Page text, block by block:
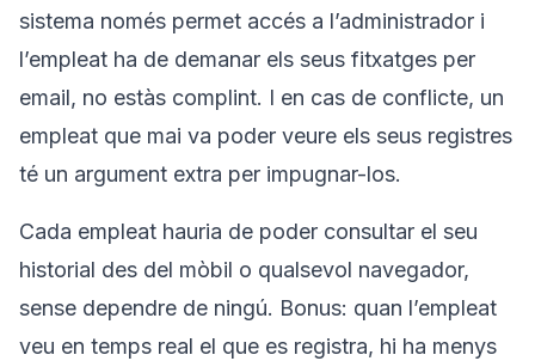
sistema només permet accés a l’administrador i
l’empleat ha de demanar els seus fitxatges per
email, no estàs complint. I en cas de conflicte, un
empleat que mai va poder veure els seus registres
té un argument extra per impugnar-los.
Cada empleat hauria de poder consultar el seu
historial des del mòbil o qualsevol navegador,
sense dependre de ningú. Bonus: quan l’empleat
veu en temps real el que es registra, hi ha menys